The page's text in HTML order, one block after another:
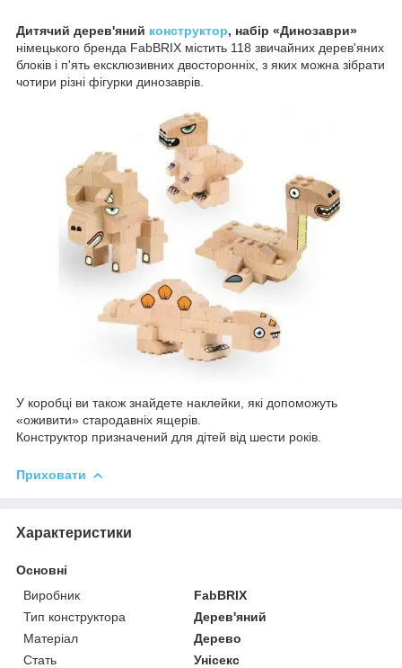
Дитячий дерев'яний конструктор, набір «Динозаври»
німецького бренда FabBRIX містить 118 звичайних дерев'яних
блоків і п'ять ексклюзивних двосторонніх, з яких можна зібрати
чотири різні фігурки динозаврів.
У коробці ви також знайдете наклейки, які допоможуть
«оживити» стародавніх ящерів.
Конструктор призначений для дітей від шести років.
Приховати
Характеристики
Основні
Виробник
FabBRIX
Тип конструктора
Дерев'яний
Матеріал
Дерево
Стать
Унісекс